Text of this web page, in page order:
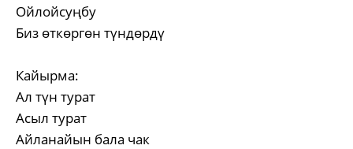
Ойлойсуңбу
Биз өткөргөн түндөрдү
Кайырма:
Ал түн турат
Асыл турат
Айланайын бала чак